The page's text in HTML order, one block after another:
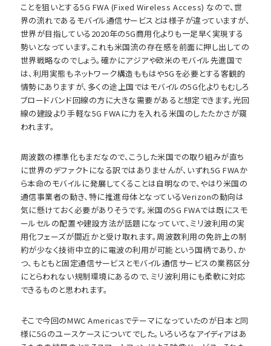
ことを狙いとする5G FWA (Fixed Wireless Access) なので、世
界の流れであるモバイル通信サービスとは様子が違っていますが、
世界が目指している2020年の5G商用化よりも一足早く実現する
勢いとなっています。これも米国流の存在感を前面に押し出しての
世界戦略なのでしょう。確かにアジアや欧米のモバイル先進国で
は、利用実態もネットワーク構造ももはや5Gを必要とする客観的
情勢にありますが、多くの途上国ではモバイルの5G化よりもむしろ
ブロードバンド回線の方に大きな需要があると想定できます。光回
線の建設より手軽な5G FWAに力を入れる米国のしたたかさが窺
われます。
周波数の標準化もまだなので、こうした米国での取り組みが直ち
に世界のデファクトになる訳ではありませんが、いずれ5G FWAか
ら本命のモバイルに発展してくることは自明なので、やはり米国の
通信事業者の動き、特に推進母体となっているVerizonの動向は
気に懸けておく必要がありそうです。米国の5G FWAでは既にスモ
ールセルの配置や建設方法が話題になっていて、ミリ波利用の実
用化フェーズが間近かと受け取れます。周波数利用の免許上の制
約が少なく技術中立的に電波の利用が可能という国柄であり、か
つ、もともと固定通信サービスとモバイル通信サービスの業務区分
にとらわれない規制環境にあるので、ミリ波利用にも柔軟に対応
できるものと思われます。
そこで今回のMWC Americasでテーマになっていたのが日本と同
様に5Gのユースケースについてでした。いろいろなアイディアはあ